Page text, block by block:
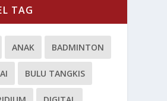
TAG
ANAK BADMINTON
BULU TANGKIS